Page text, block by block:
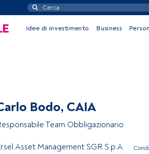
Idee di investimento Business
Bodo, CAIA
Team Obbligazionario
Asset Management SGR S.p.A.